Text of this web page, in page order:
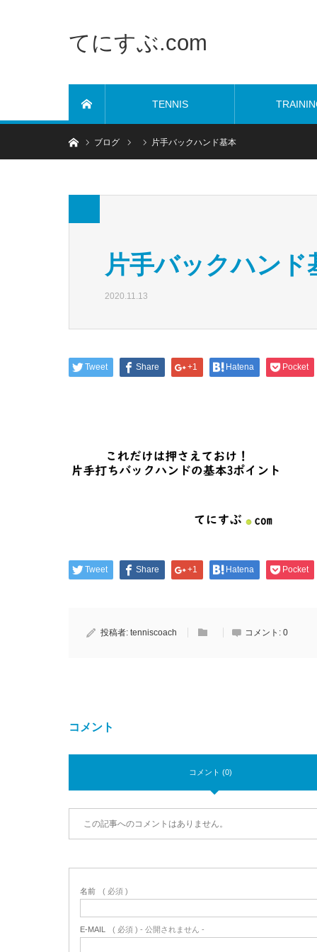
てにすぶ.com
TENNIS
ホームブログ 片手バックハンド基本
片手バックハンド
2020.11.13
Tweet Share +1 Hatena Pocket
Tweet Share +1 Hatena Pocket
投稿者: tenniscoach コメント: 0
コメント
コメント (0)
この記事へのコメントはありません。
名前 ( 必須 )
E-MAIL ( 必須 ) - 公開されません -